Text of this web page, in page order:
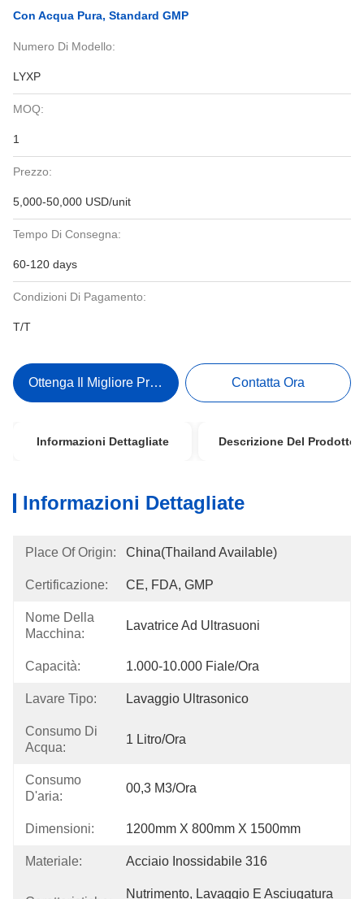
Con Acqua Pura, Standard GMP
Numero Di Modello:
LYXP
MOQ:
1
Prezzo:
5,000-50,000 USD/unit
Tempo Di Consegna:
60-120 days
Condizioni Di Pagamento:
T/T
Ottenga Il Migliore Prezzo Contatta Ora
Informazioni Dettagliate Descrizione Del Prodotto
Informazioni Dettagliate
Place Of Origin: China(Thailand Available)
Certificazione: CE, FDA, GMP
Nome Della
Macchina:
Lavatrice Ad Ultrasuoni
Capacità: 1.000-10.000 Fiale/ora
Lavare Tipo: Lavaggio Ultrasonico
Consumo Di
Acqua:
1 Litro/ora
Consumo
D'aria:
00,3 M3/ora
Dimensioni: 1200mm X 800mm X 1500mm
Materiale: Acciaio Inossidabile 316
Nutrimento, Lavaggio E Asciugatura